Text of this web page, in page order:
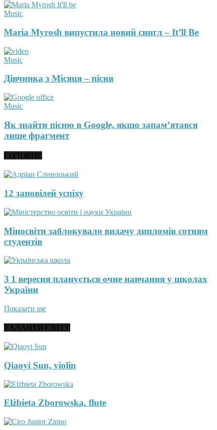
Music
Maria Myrosh випустила новий сингл – It’ll Be
Music
Дівчинка з Місяця – пісня
Music
Як знайти пісню в Google, якщо запам’ятався
лише фрагмент
ГОЛОВНЕ
12 заповідей успіху
Міносвіти заблокувало видачу дипломів сотням
студентів
З 1 вересня планується очне навчання у школах
України
Показати ще
ТАЛАНТИ СВІТУ
Qiaoyi Sun, violin
Elżbieta Zborowska, flute